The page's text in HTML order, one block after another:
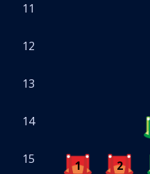
11
12
13
14
15
1 2